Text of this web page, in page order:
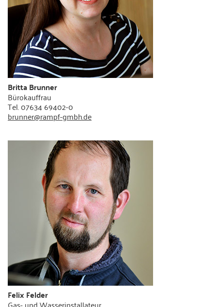
Britta Brunner
Bürokauffrau
Tel. 07634 69402-0
brunner@rampf-gmbh.de
Felix Felder